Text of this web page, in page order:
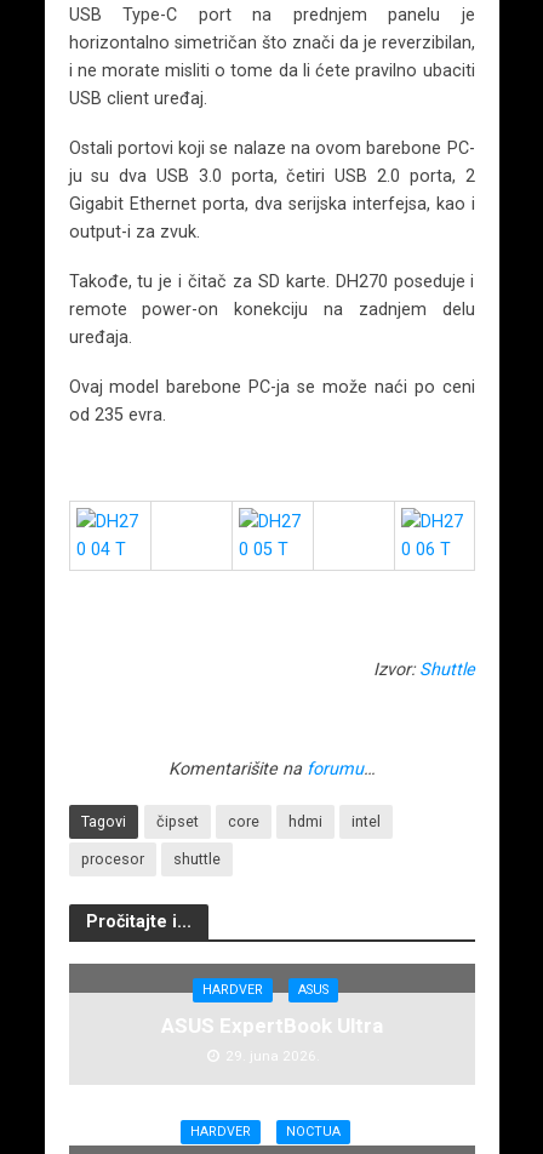
USB Type-C port na prednjem panelu je
horizontalno simetričan što znači da je reverzibilan,
i ne morate misliti o tome da li ćete pravilno ubaciti
USB client uređaj.
Ostali portovi koji se nalaze na ovom barebone PC-
ju su dva USB 3.0 porta, četiri USB 2.0 porta, 2
Gigabit Ethernet porta, dva serijska interfejsa, kao i
output-i za zvuk.
Takođe, tu je i čitač za SD karte. DH270 poseduje i
remote power-on konekciju na zadnjem delu
uređaja.
Ovaj model barebone PC-ja se može naći po ceni
od 235 evra.
Izvor: Shuttle
Komentarišite na forumu…
Tagovi čipset core hdmi intel
procesor shuttle
Pročitajte i...
HARDVER ASUS
ASUS ExpertBook Ultra
29. juna 2026.
HARDVER NOCTUA